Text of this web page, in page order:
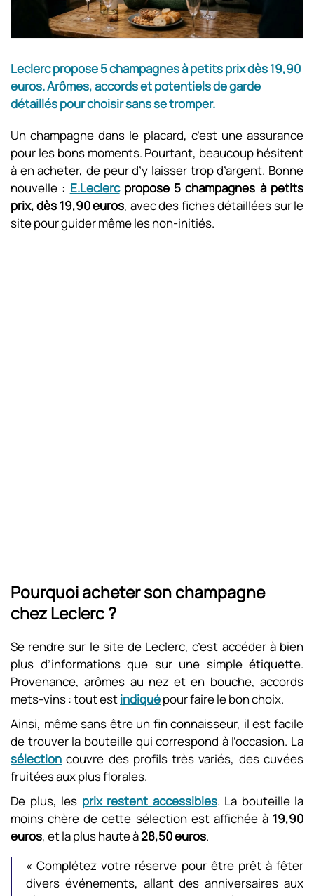
Leclerc propose 5 champagnes à petits prix dès 19,90
euros. Arômes, accords et potentiels de garde
détaillés pour choisir sans se tromper.
Un champagne dans le placard, c’est une assurance
pour les bons moments. Pourtant, beaucoup hésitent
à en acheter, de peur d’y laisser trop d’argent. Bonne
nouvelle : E.Leclercpropose 5 champagnes à petits
prix, dès 19,90 euros, avec des fiches détaillées sur le
site pour guider même les non-initiés.
Pourquoi acheter son champagne
chez Leclerc ?
Se rendre sur le site de Leclerc, c’est accéder à bien
plus d’informations que sur une simple étiquette.
Provenance, arômes au nez et en bouche, accords
mets-vins : tout estindiquépour faire le bon choix.
Ainsi, même sans être un fin connaisseur, il est facile
de trouver la bouteille qui correspond à l’occasion. La
sélection couvre des profils très variés, des cuvées
fruitées aux plus florales.
De plus, les prix restent accessibles. La bouteille la
moins chère de cette sélection est affichée à 19,90
euros, et la plus haute à28,50 euros.
« Complétez votre réserve pour être prêt à fêter
divers événements, allant des anniversaires aux